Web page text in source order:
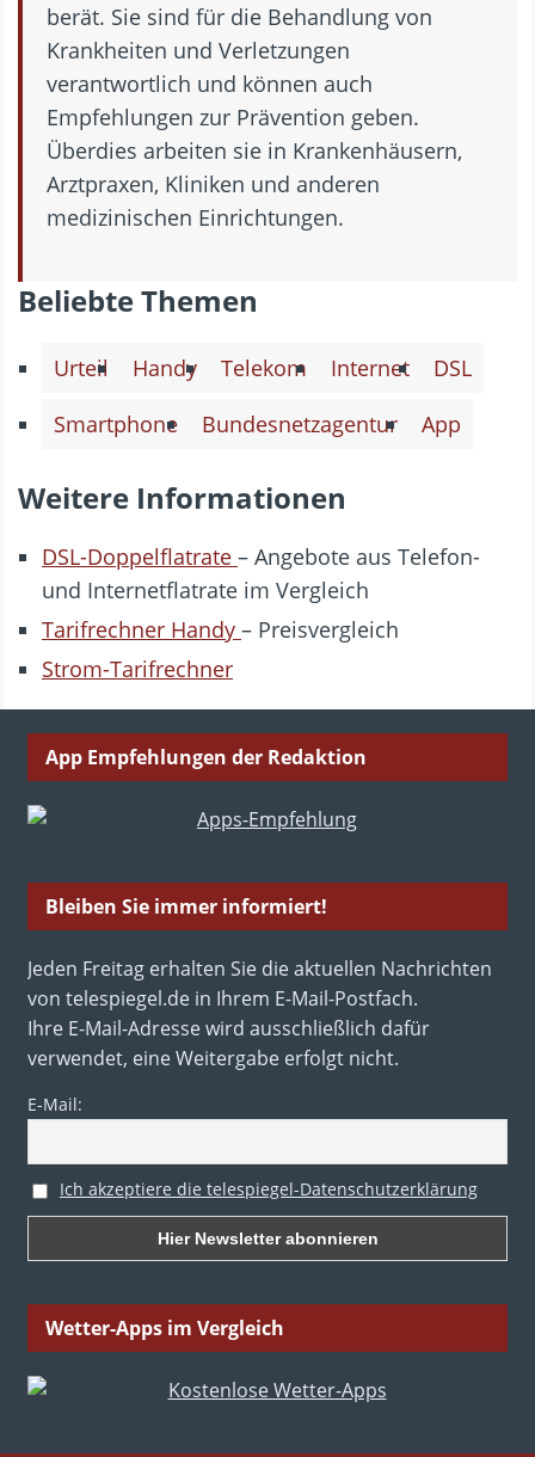
berät. Sie sind für die Behandlung von
Krankheiten und Verletzungen
verantwortlich und können auch
Empfehlungen zur Prävention geben.
Überdies arbeiten sie in Krankenhäusern,
Arztpraxen, Kliniken und anderen
medizinischen Einrichtungen.
Beliebte Themen
Urteil Handy Telekom Internet
DSL
Smartphone
Bundesnetzagentur App
Weitere Informationen
DSL-Doppelflatrate – Angebote aus Telefon-
und Internetflatrate im Vergleich
Tarifrechner Handy – Preisvergleich
Strom-Tarifrechner
App Empfehlungen der Redaktion
Bleiben Sie immer informiert!
Jeden Freitag erhalten Sie die aktuellen Nachrichten
von telespiegel.de in Ihrem E-Mail-Postfach.
Ihre E-Mail-Adresse wird ausschließlich dafür
verwendet, eine Weitergabe erfolgt nicht.
E-Mail:
Ich akzeptiere die telespiegel-Datenschutzerklärung
Wetter-Apps im Vergleich